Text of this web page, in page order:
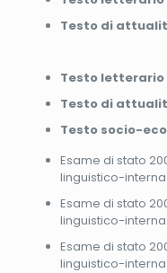
Testo di
Testo letterario
Testo di
Testo socio-
Esame di stato
linguistico-
Esame di stato
linguistico-
Esame di stato
linguistico-